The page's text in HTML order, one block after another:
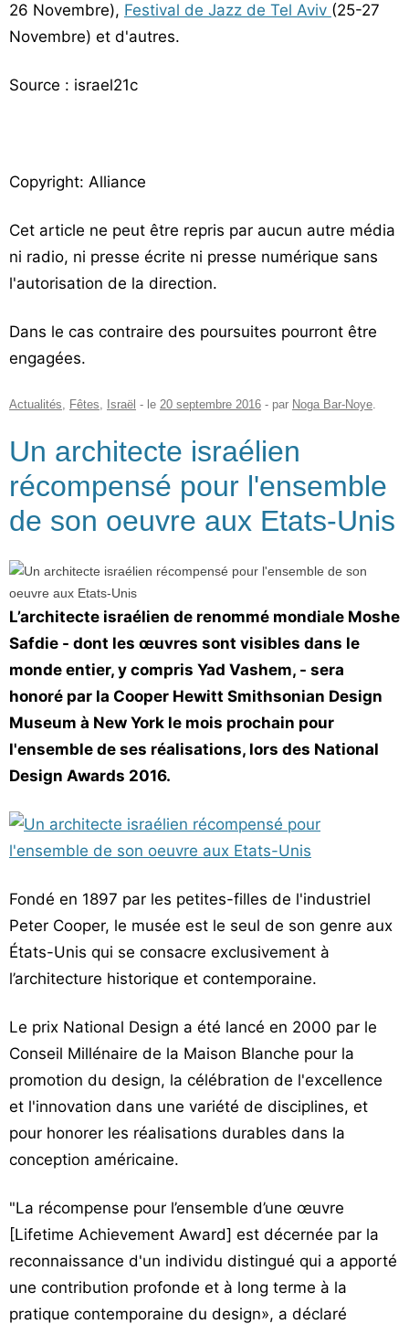
26 Novembre), Festival de Jazz de Tel Aviv (25-27
Novembre) et d'autres.
Source : israel21c
Copyright: Alliance
Cet article ne peut être repris par aucun autre média
ni radio, ni presse écrite ni presse numérique sans
l'autorisation de la direction.
Dans le cas contraire des poursuites pourront être
engagées.
Actualités, Fêtes, Israël - le 20 septembre 2016 - par Noga Bar-Noye.
Un architecte israélien
récompensé pour l'ensemble
de son oeuvre aux Etats-Unis
L’architecte israélien de renommé mondiale Moshe
Safdie - dont les œuvres sont visibles dans le
monde entier, y compris Yad Vashem, - sera
honoré par la Cooper Hewitt Smithsonian Design
Museum à New York le mois prochain pour
l'ensemble de ses réalisations, lors des National
Design Awards 2016.
Fondé en 1897 par les petites-filles de l'industriel
Peter Cooper, le musée est le seul de son genre aux
États-Unis qui se consacre exclusivement à
l’architecture historique et contemporaine.
Le prix National Design a été lancé en 2000 par le
Conseil Millénaire de la Maison Blanche pour la
promotion du design, la célébration de l'excellence
et l'innovation dans une variété de disciplines, et
pour honorer les réalisations durables dans la
conception américaine.
"La récompense pour l’ensemble d’une œuvre
[Lifetime Achievement Award] est décernée par la
reconnaissance d'un individu distingué qui a apporté
une contribution profonde et à long terme à la
pratique contemporaine du design», a déclaré